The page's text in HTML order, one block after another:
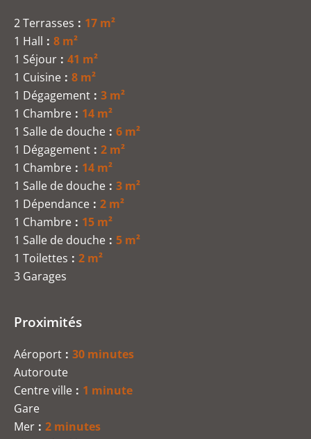
2 Terrasses
17 m²
1 Hall
8 m²
1 Séjour
41 m²
1 Cuisine
8 m²
1 Dégagement
3 m²
1 Chambre
14 m²
1 Salle de douche
6 m²
1 Dégagement
2 m²
1 Chambre
14 m²
1 Salle de douche
3 m²
1 Dépendance
2 m²
1 Chambre
15 m²
1 Salle de douche
5 m²
1 Toilettes
2 m²
3 Garages
Proximités
Aéroport
30 minutes
Autoroute
Centre ville
1 minute
Gare
Mer
2 minutes